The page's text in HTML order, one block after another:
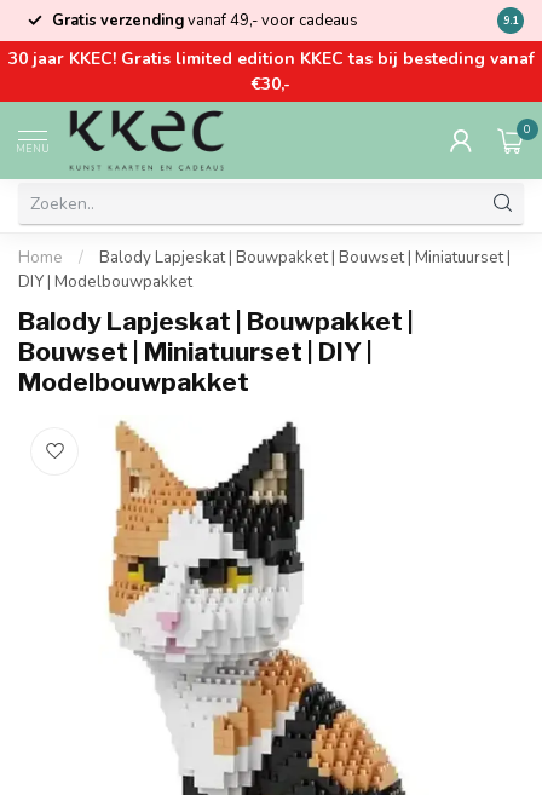
Gratis verzendingvanaf 49,- voor cadeaus Kom
9.1
30 jaar KKEC! Gratis limited edition KKEC tas bij besteding vanaf
€30,-
MENU
0
Home /
Balody Lapjeskat | Bouwpakket | Bouwset | Miniatuurset |
DIY | Modelbouwpakket
Balody Lapjeskat | Bouwpakket |
Bouwset | Miniatuurset | DIY |
Modelbouwpakket